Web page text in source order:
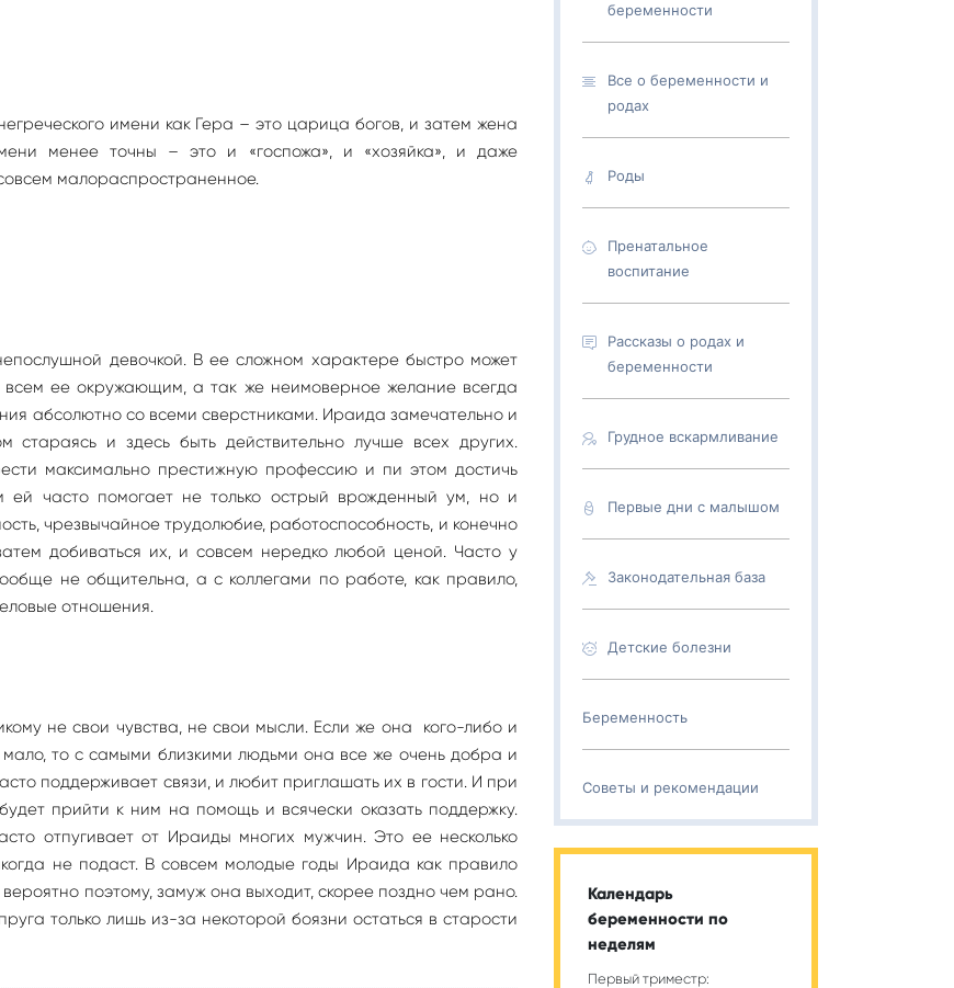
имени как Гера – это царица богов, и затем жена
менее точны – это и «госпожа», и «хозяйка», и даже
малораспространенное.
девочкой. В ее сложном характере быстро может
всем ее окружающим, а так же неимоверное желание всегда
абсолютно со всеми сверстниками. Ираида замечательно и
и здесь быть действительно лучше всех других.
максимально престижную профессию и пи этом достичь
ей часто помогает не только острый врожденный ум, но и
чрезвычайное трудолюбие, работоспособность, и конечно
добиваться их, и совсем нередко любой ценой. Часто у
не общительна, а с коллегами по работе, как правило,
отношения.
не свои чувства, не свои мысли. Если же она кого-либо и
то с самыми близкими людьми она все же очень добра и
поддерживает связи, и любит приглашать их в гости. И при
прийти к ним на помощь и всячески оказать поддержку.
отпугивает от Ираиды многих мужчин. Это ее несколько
не подаст. В совсем молодые годы Ираида как правило
поэтому, замуж она выходит, скорее поздно чем рано.
только лишь из-за некоторой боязни остаться в старости
беременности
Все о беременности и
родах
Роды
Пренатальное
воспитание
Рассказы о родах и
беременности
Грудное вскармливание
Первые дни с малышом
Законодательная база
Детские болезни
Беременность
Советы и рекомендации
Календарь
беременности по
неделям
Первый триместр: